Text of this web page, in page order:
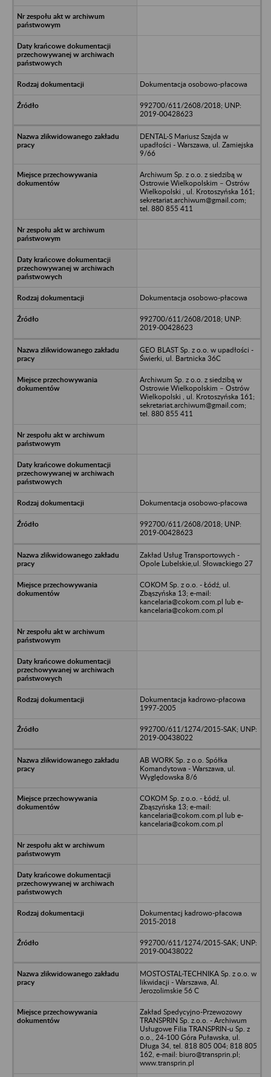
Dokumentacja osobowo-płacowa
992700/611/2608/2018; UNP:
2019-00428623
DENTAL-S Mariusz Szajda w
upadłości - Warszawa, ul. Zamiejska
9/66
Archiwum Sp. z o.o. z siedzibą w
Ostrowie Wielkopolskim – Ostrów
Wielkopolski , ul. Krotoszyńska 161;
sekretariat.archiwum@gmail.com;
tel. 880 855 411
Dokumentacja osobowo-płacowa
992700/611/2608/2018; UNP:
2019-00428623
GEO BLAST Sp. z o.o. w upadłości -
Świerki, ul. Bartnicka 36C
Archiwum Sp. z o.o. z siedzibą w
Ostrowie Wielkopolskim – Ostrów
Wielkopolski , ul. Krotoszyńska 161;
sekretariat.archiwum@gmail.com;
tel. 880 855 411
Dokumentacja osobowo-płacowa
992700/611/2608/2018; UNP:
2019-00428623
Zakład Usług Transportowych -
Opole Lubelskie,ul. Słowackiego 27
COKOM Sp. z o.o. - Łódź, ul.
Zbąszyńska 13; e-mail:
kancelaria@cokom.com.pl lub e-
kancelaria@cokom.com.pl
Dokumentacja kadrowo-płacowa
1997-2005
992700/611/1274/2015-SAK; UNP:
2019-00438022
AB WORK Sp. z o.o. Spółka
Komandytowa - Warszawa, ul.
Wyględowska 8/6
COKOM Sp. z o.o. - Łódź, ul.
Zbąszyńska 13; e-mail:
kancelaria@cokom.com.pl lub e-
kancelaria@cokom.com.pl
Dokumentacj kadrowo-płacowa
2015-2018
992700/611/1274/2015-SAK; UNP:
2019-00438022
MOSTOSTAL-TECHNIKA Sp. z o.o. w
likwidacji - Warszawa, Al.
Jerozolimskie 56 C
Zakład Spedycyjno-Przewozowy
TRANSPRIN Sp. z.o.o. - Archiwum
Usługowe Filia TRANSPRIN-u Sp. z
o.o., 24-100 Góra Puławska, ul.
Długa 34, tel. 818 805 004; 818 805
162, e-mail: biuro@transprin.pl;
www.transprin.pl